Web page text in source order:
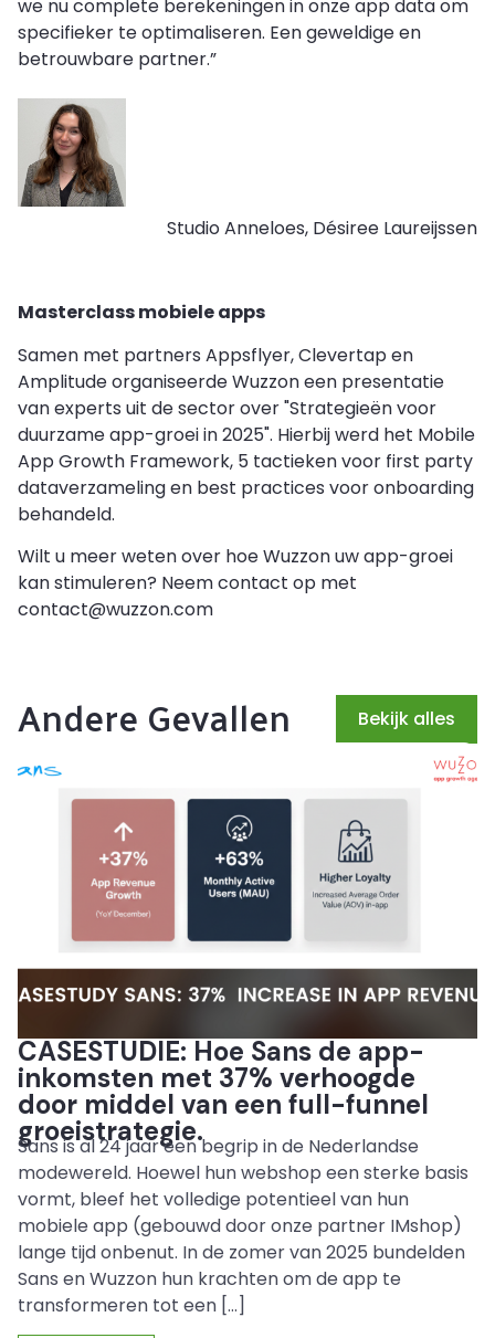
we nu complete berekeningen in onze app data om
specifieker te optimaliseren. Een geweldige en
betrouwbare partner.”
Studio Anneloes, Désiree Laureijssen
Masterclass mobiele apps
Samen met partners Appsflyer, Clevertap en
Amplitude organiseerde Wuzzon een presentatie
van experts uit de sector over "Strategieën voor
duurzame app-groei in 2025". Hierbij werd het Mobile
App Growth Framework, 5 tactieken voor first party
dataverzameling en best practices voor onboarding
behandeld.
Wilt u meer weten over hoe Wuzzon uw app-groei
kan stimuleren? Neem contact op met
contact@wuzzon.com
Andere Gevallen Bekijk alles
CASESTUDIE: Hoe Sans de app-
inkomsten met 37% verhoogde
door middel van een full-funnel
groeistrategie.
Sans is al 24 jaar een begrip in de Nederlandse
modewereld. Hoewel hun webshop een sterke basis
vormt, bleef het volledige potentieel van hun
mobiele app (gebouwd door onze partner IMshop)
lange tijd onbenut. In de zomer van 2025 bundelden
Sans en Wuzzon hun krachten om de app te
transformeren tot een […]